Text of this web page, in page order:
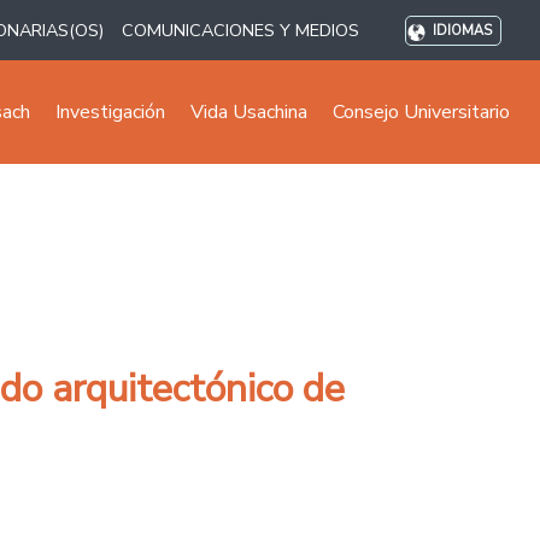
COMUNICACIONES Y MEDIOS IDIOMAS
Investigación Vida Usachina Consejo Universitario
arquitectónico de